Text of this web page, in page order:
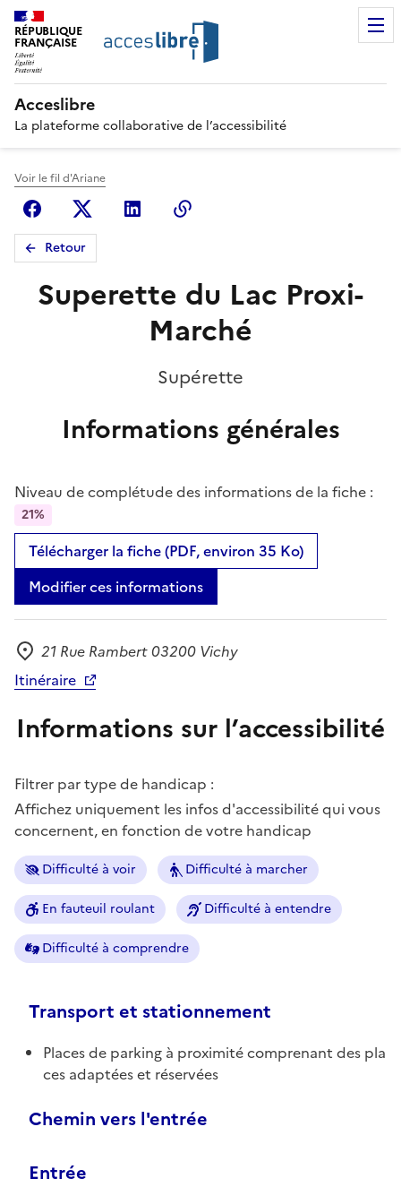
RÉPUBLIQUE
FRANÇAISE
Acceslibre
La plateforme collaborative de l’accessibilité
Voir le fil d'Ariane
FacebookX (anciennement Twitter)
Linkedin
Retour
Superette du Lac Proxi-
Marché
Supérette
Informations générales
Niveau de complétude des informations de la fiche :
21%
Télécharger la fiche (PDF, environ 35 Ko)
Modifier ces informations
Adresse
21 Rue Rambert 03200 Vichy
Itinéraire
Informations sur l’accessibilité
Filtrer par type de handicap :
Affichez uniquement les infos d'accessibilité qui vous
concernent, en fonction de votre handicap
Difficulté à voir Difficulté à marcher
En fauteuil roulant Difficulté à entendre
Difficulté à comprendre
Transport et stationnement
Places de parking à proximité comprenant des pla
ces adaptées et réservées
Chemin vers l'entrée
Entrée